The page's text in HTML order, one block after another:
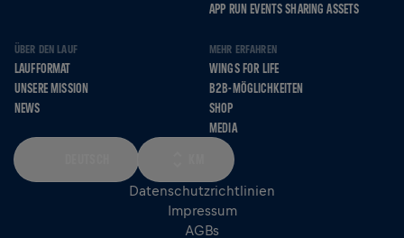
APP RUN EVENTS SHARING ASSETS
ÜBER DEN LAUF
LAUFFORMAT
UNSERE MISSION
NEWS
MEHR ERFAHREN
WINGS FOR LIFE
B2B-MÖGLICHKEITEN
SHOP
MEDIA
Datenschutzrichtlinien
Impressum
AGBs